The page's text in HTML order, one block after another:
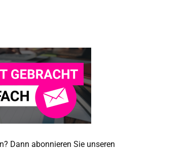
Dann abonnieren Sie unseren